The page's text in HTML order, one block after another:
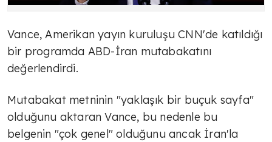
Vance, Amerikan yayın kuruluşu CNN'de katıldığı
bir programda ABD-İran mutabakatını
değerlendirdi.
Mutabakat metninin "yaklaşık bir buçuk sayfa"
olduğunu aktaran Vance, bu nedenle bu
belgenin "çok genel" olduğunu ancak İran'la